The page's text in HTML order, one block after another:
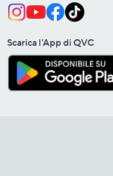
Scarica l'App di QVC